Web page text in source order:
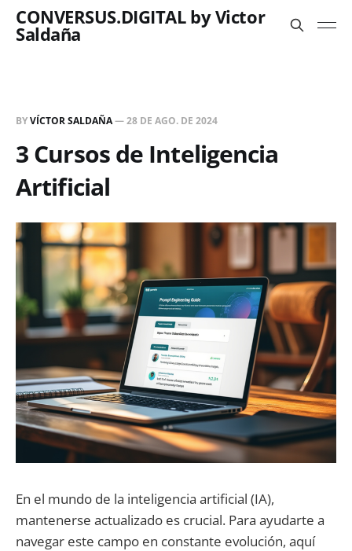
CONVERSUS.DIGITAL by Victor
Saldaña
BYVÍCTOR SALDAÑA—28 DE AGO. DE 2024
3 Cursos de Inteligencia
Artificial
En el mundo de la inteligencia artificial (IA),
mantenerse actualizado es crucial. Para ayudarte a
navegar este campo en constante evolución, aquí